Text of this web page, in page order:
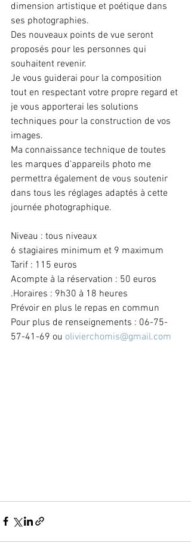
dimension artistique et poétique dans
ses photographies.
Des nouveaux points de vue seront
proposés pour les personnes qui
souhaitent revenir.
Je vous guiderai pour la composition
tout en respectant votre propre regard et
je vous apporterai les solutions
techniques pour la construction de vos
images.
Ma connaissance technique de toutes
les marques d'appareils photo me
permettra également de vous soutenir
dans tous les réglages adaptés à cette
journée photographique.
Niveau : tous niveaux
6 stagiaires minimum et 9 maximum
Tarif : 115 euros
Acompte à la réservation : 50 euros
.Horaires : 9h30 à 18 heures
Prévoir en plus le repas en commun
Pour plus de renseignements : 06-75-
57-41-69 ou olivierchomis@gmail.com